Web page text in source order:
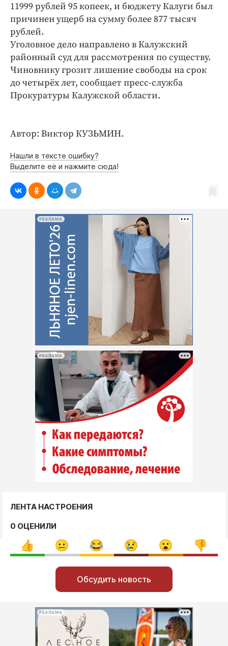
Работодатель года
11999 рублей 95 копеек, и бюджету Калуги был
причинен ущерб на сумму более 877 тысяч
рублей.
Уголовное дело направлено в Калужский
районный суд для рассмотрения по существу.
Чиновнику грозит лишение свободы на срок
до четырёх лет, сообщает пресс-служба
Прокуратуры Калужской области.
Автор: Виктор КУЗЬМИН.
Нашли в тексте ошибку?
Выделите её и нажмите сюда!
РЕКЛАМА
РЕКЛАМА
ЛЕНТА НАСТРОЕНИЯ
0 ОЦЕНИЛИ
Обсудить новость
РЕКЛАМА